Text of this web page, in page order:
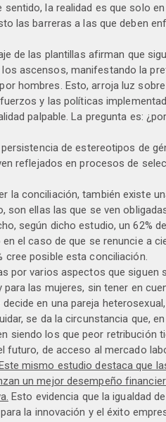
la realidad es que solo
las barreras a las que deben
de las plantillas afirman que
ascensos, manifestando la
hombres. Esto, arroja luz
y las políticas
palpable. La pregunta es:
de estereotipos de
reflejados en procesos de
la conciliación, también existe
son ellas las que se ven
según dicho estudio, un 62%
el caso de que se renuncie a
cree posible esta conciliación.
por varios aspectos que siguen
las mujeres, sin tener en
en una pareja
se da la circunstancia que,
siendo los que peor retribución
futuro, de acceso al mercado
Este mismo estudio destaca que
un mejor desempeño
Esto evidencia que la igualdad
la innovación y el éxito